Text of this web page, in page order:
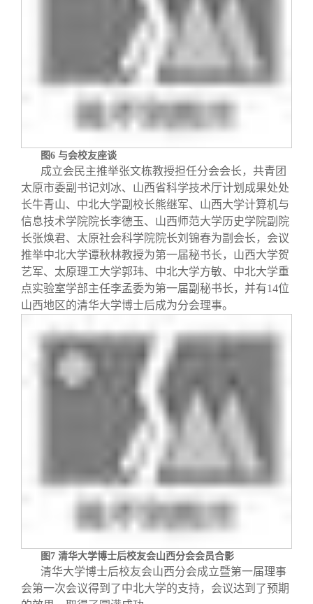
图6 与会校友座谈
成立会民主推举张文栋教授担任分会会长，共青团
太原市委副书记刘冰、山西省科学技术厅计划成果处处
长牛青山、中北大学副校长熊继军、山西大学计算机与
信息技术学院院长李德玉、山西师范大学历史学院副院
长张焕君、太原社会科学院院长刘锦春为副会长，会议
推举中北大学谭秋林教授为第一届秘书长，山西大学贺
艺军、太原理工大学郭玮、中北大学方敏、中北大学重
点实验室学部主任李孟委为第一届副秘书长，并有14位
山西地区的清华大学博士后成为分会理事。
图7 清华大学博士后校友会山西分会会员合影
清华大学博士后校友会山西分会成立暨第一届理事
会第一次会议得到了中北大学的支持，会议达到了预期